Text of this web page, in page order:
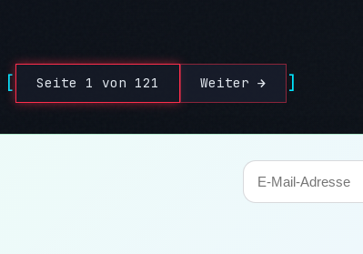
Seite 1 von 121 Weiter →